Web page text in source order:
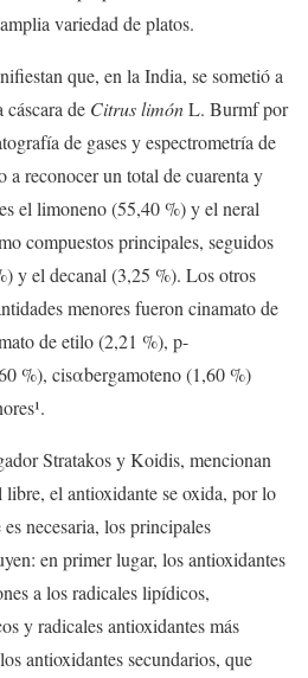
variedad de platos.
que, en la India, se sometió a
de Citrus limónL. Burmf por
de gases y espectrometría de
a reconocer un total de cuarenta y
el limoneno (55,40 %) y el neral
compuestos principales, seguidos
y el decanal (3,25 %). Los otros
menores fueron cinamato de
de etilo (2,21 %), p-
%), cisαbergamoteno (1,60 %)
Stratakos y Koidis, mencionan
el antioxidante se oxida, por lo
necesaria, los principales
en primer lugar, los antioxidantes
a los radicales lipídicos,
y radicales antioxidantes más
antioxidantes secundarios, que